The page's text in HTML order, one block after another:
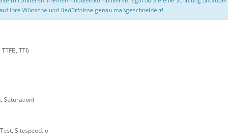
Ihre Wünsche und Bedürfnisse genau maßgeschneidert!
TTI)
Saturation)
Sitespeed.io